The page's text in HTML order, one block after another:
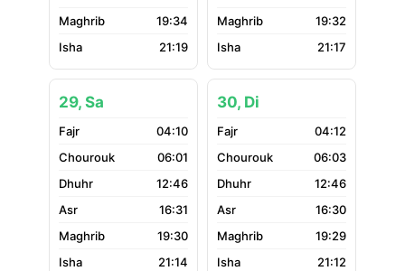
19:34
21:19
19:32
21:17
29, Sa
04:10
06:01
12:46
16:31
19:30
21:14
30, Di
04:12
06:03
12:46
16:30
19:29
21:12